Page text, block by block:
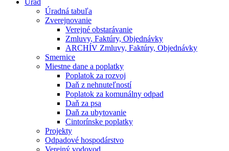
Úrad
Úradná tabuľa
Zverejnovanie
Verejné obstarávanie
Zmluvy, Faktúry, Objednávky
ARCHÍV Zmluvy, Faktúry, Objednávky
Smernice
Miestne dane a poplatky
Poplatok za rozvoj
Daň z nehnuteľností
Poplatok za komunálny odpad
Daň za psa
Daň za ubytovanie
Cintorínske poplatky
Projekty
Odpadové hospodárstvo
Verejný vodovod